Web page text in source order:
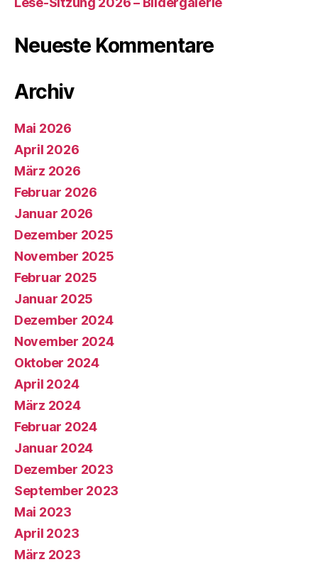
Neueste Kommentare
Archiv
Mai 2026
April 2026
März 2026
Februar 2026
Januar 2026
Dezember 2025
November 2025
Februar 2025
Januar 2025
Dezember 2024
November 2024
Oktober 2024
April 2024
März 2024
Februar 2024
Januar 2024
Dezember 2023
September 2023
Mai 2023
April 2023
März 2023